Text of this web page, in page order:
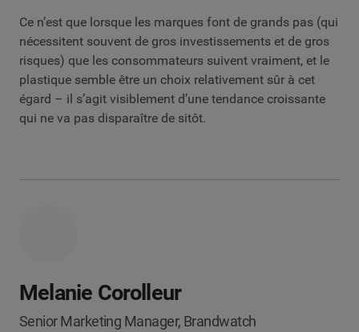
Ce n’est que lorsque les marques font de grands pas (qui
nécessitent souvent de gros investissements et de gros
risques) que les consommateurs suivent vraiment, et le
plastique semble être un choix relativement sûr à cet
égard – il s’agit visiblement d’une tendance croissante
qui ne va pas disparaître de sitôt.
Melanie Corolleur
Senior Marketing Manager, Brandwatch